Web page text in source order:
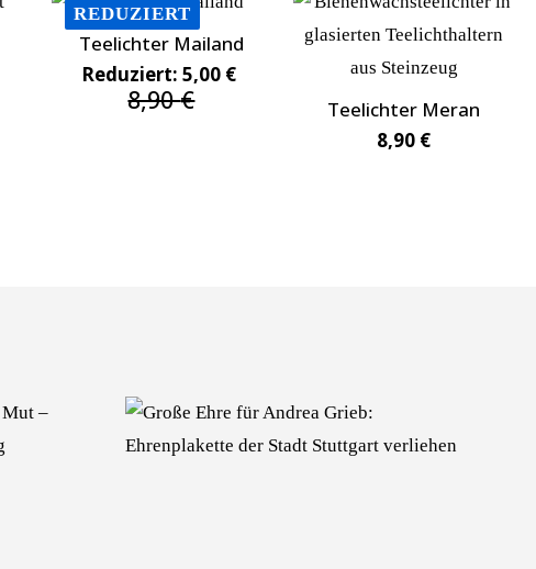
REDUZIERT
Teelichter Mailand
Reduziert:
8,90€
Ursprünglicher
5,00 €
Aktueller
Teelichter Meran
8,90 €